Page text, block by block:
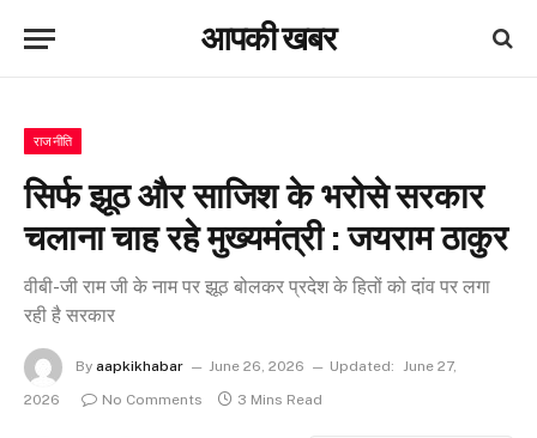
आपकी खबर
राजनीति
सिर्फ झूठ और साजिश के भरोसे सरकार
चलाना चाह रहे मुख्यमंत्री : जयराम ठाकुर
वीबी-जी राम जी के नाम पर झूठ बोलकर प्रदेश के हितों को दांव पर लगा
रही है सरकार
By aapkikhabar June 26, 2026 Updated: June 27,
2026
No Comments 3 Mins Read